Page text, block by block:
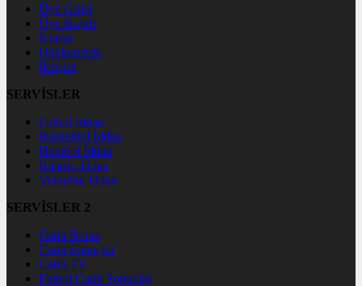
Üye Girişi
Üye Kaydı
Künye
Hakkımızda
İletişim
SERVİSLER
Futbol İddaa
Basketbol İddaa
Hentbol İddaa
Bilardo İddaa
Voleybol İddaa
SERVİSLER 2
Canlı Borsa
Canlı Sonuçlar
Canlı TV
Futbol Canlı Sonuçlar